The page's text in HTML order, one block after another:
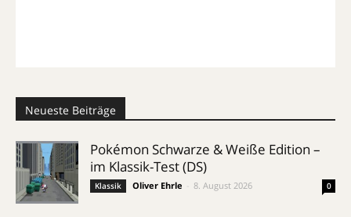
Neueste Beiträge
Pokémon Schwarze & Weiße Edition –
im Klassik-Test (DS)
Klassik Oliver Ehrle 8. August 2026 0